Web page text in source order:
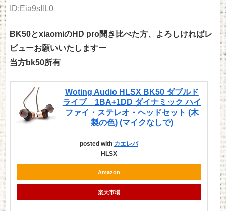
ID:Eia9sIlL0
BK50とxiaomiのHD pro聞き比べた方、よろしければレ
ビューお願いいたしますー
当方bk50所有
Woting Audio HLSX BK50 ダブルド
ライブ 1BA+1DD ダイナミック ハイ
ファイ・ステレオ・ヘッドセット (木
製の色) (マイクなしで)
posted with カエレバ
HLSX
Amazon
楽天市場